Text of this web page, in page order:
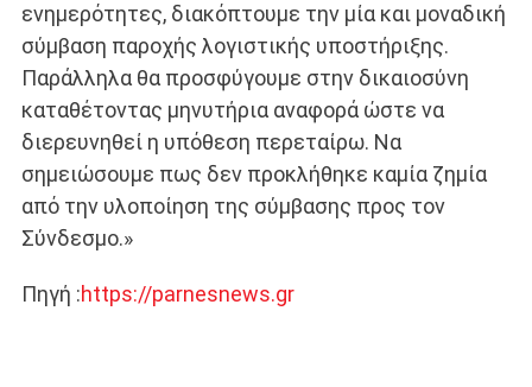
ενημερότητες, διακόπτουμε την μία και μοναδική
σύμβαση παροχής λογιστικής υποστήριξης.
Παράλληλα θα προσφύγουμε στην δικαιοσύνη
καταθέτοντας μηνυτήρια αναφορά ώστε να
διερευνηθεί η υπόθεση περεταίρω. Να
σημειώσουμε πως δεν προκλήθηκε καμία ζημία
από την υλοποίηση της σύμβασης προς τον
Σύνδεσμο.»
Πηγή :https://parnesnews.gr